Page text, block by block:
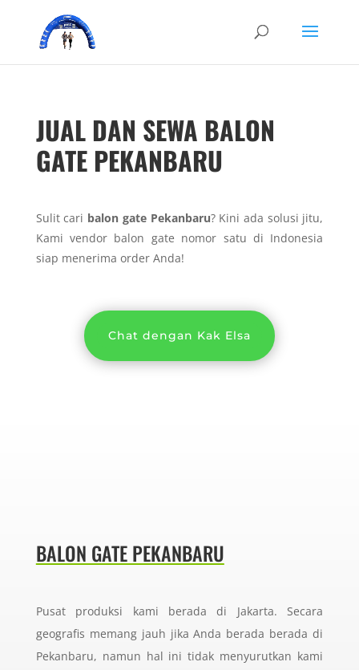
JUAL DAN SEWA BALON
GATE PEKANBARU
Sulit cari balon gate Pekanbaru? Kini ada solusi jitu,
Kami vendor balon gate nomor satu di Indonesia
siap menerima order Anda!
Chat dengan Kak Elsa
BALON GATE PEKANBARU
Pusat produksi kami berada di Jakarta. Secara
geografis memang jauh jika Anda berada berada di
Pekanbaru, namun hal ini tidak menyurutkan kami